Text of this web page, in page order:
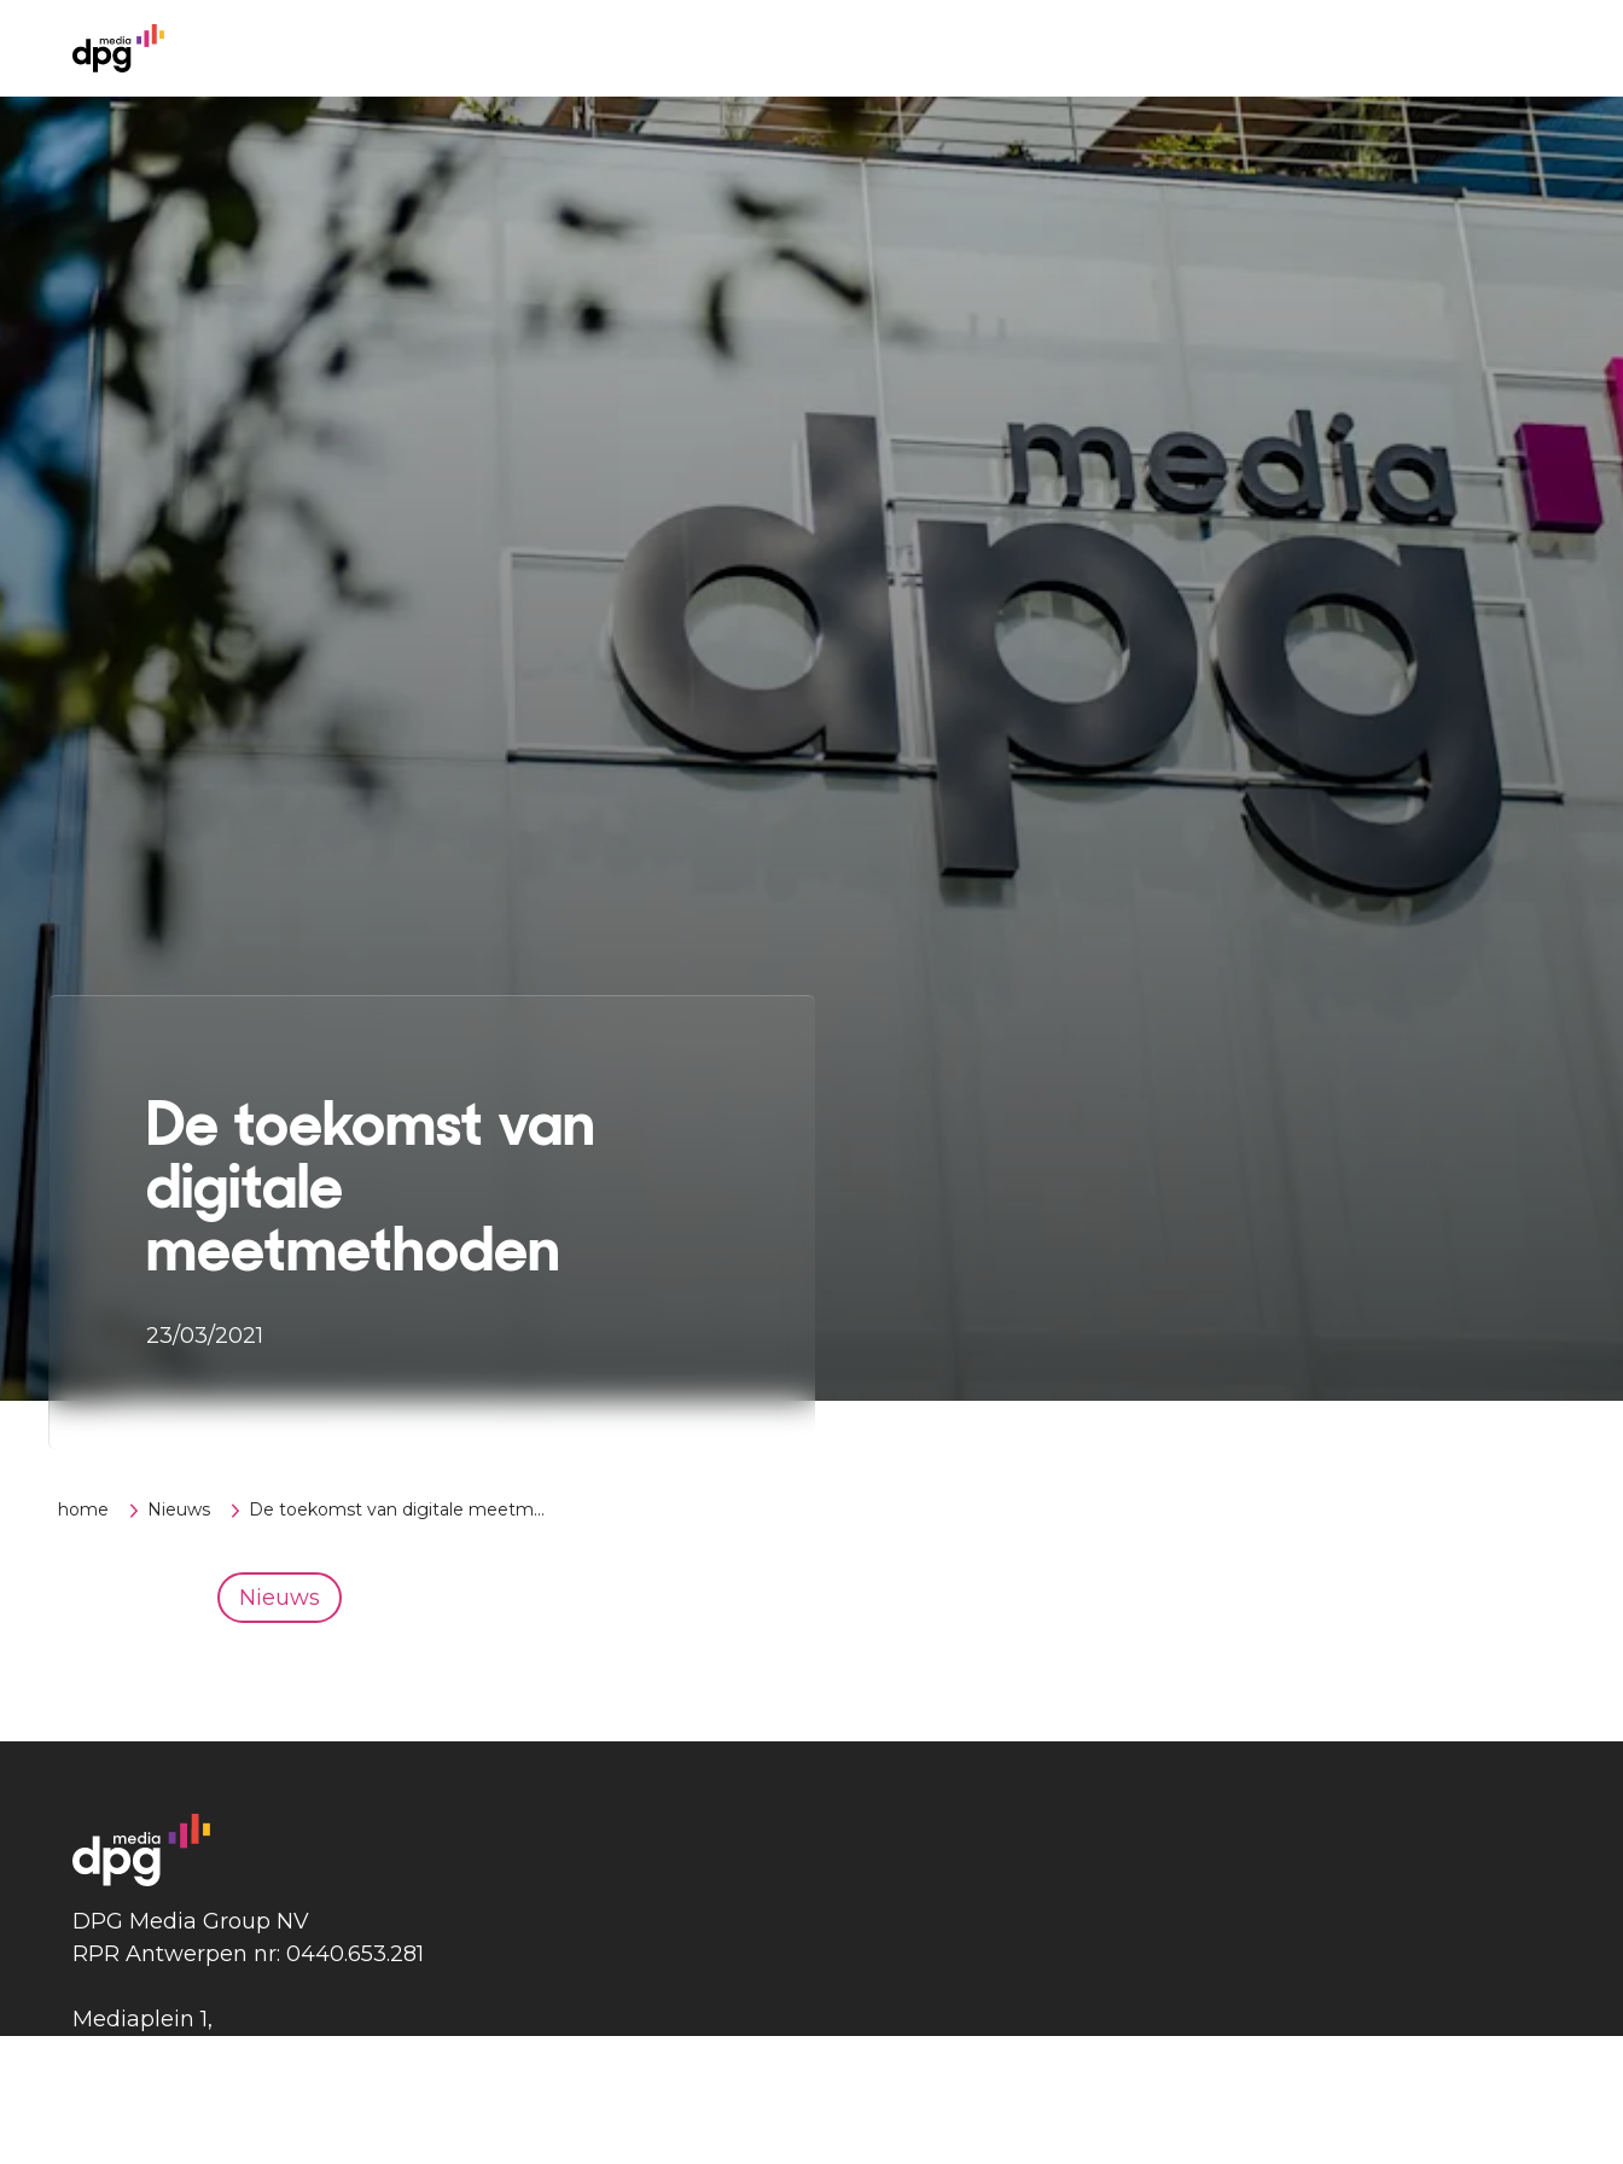
De toekomst van
digitale
meetmethoden
23/03/2021
home Nieuws De toekomst van digitale meetm...
Nieuws
DPG Media Group NV
RPR Antwerpen nr: 0440.653.281
Mediaplein 1,